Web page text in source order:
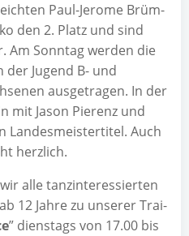
Paul-Jero­me Brüm­
den 2. Platz und sind
Am Sonn­tag wer­den die
Jugend B- und
aus­ge­tra­gen. In der
mit Jason Pie­renz und
Lan­des­meis­ter­ti­tel. Auch
herzlich.
alle tanz­in­ter­es­sier­ten
12 Jah­re zu unse­rer Trai­
” diens­tags von 17.00 bis